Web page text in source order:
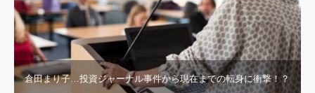
倉田まり子…投資ジャーナル事件から現在までの転身に衝撃！？